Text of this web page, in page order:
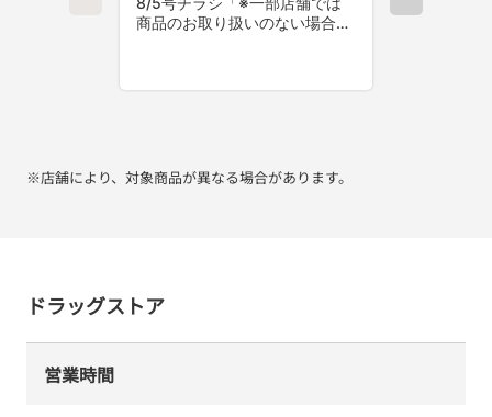
※店舗により、対象商品が異なる場合があります。
ドラッグストア
営業時間